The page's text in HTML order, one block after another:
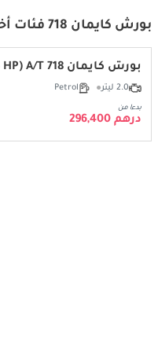
بورش كايمان 718 فئات أخرى
بورش كايمان 718 Style Edition (295 HP) A/T
2.0 ليتر Petrol
بدءا من
درهم 296,400